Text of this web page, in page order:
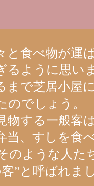
食べ物が運
るように思い
まで芝居小屋
のでしょう。
する一般客
当、すしを食
のような人た
”と呼ばれま